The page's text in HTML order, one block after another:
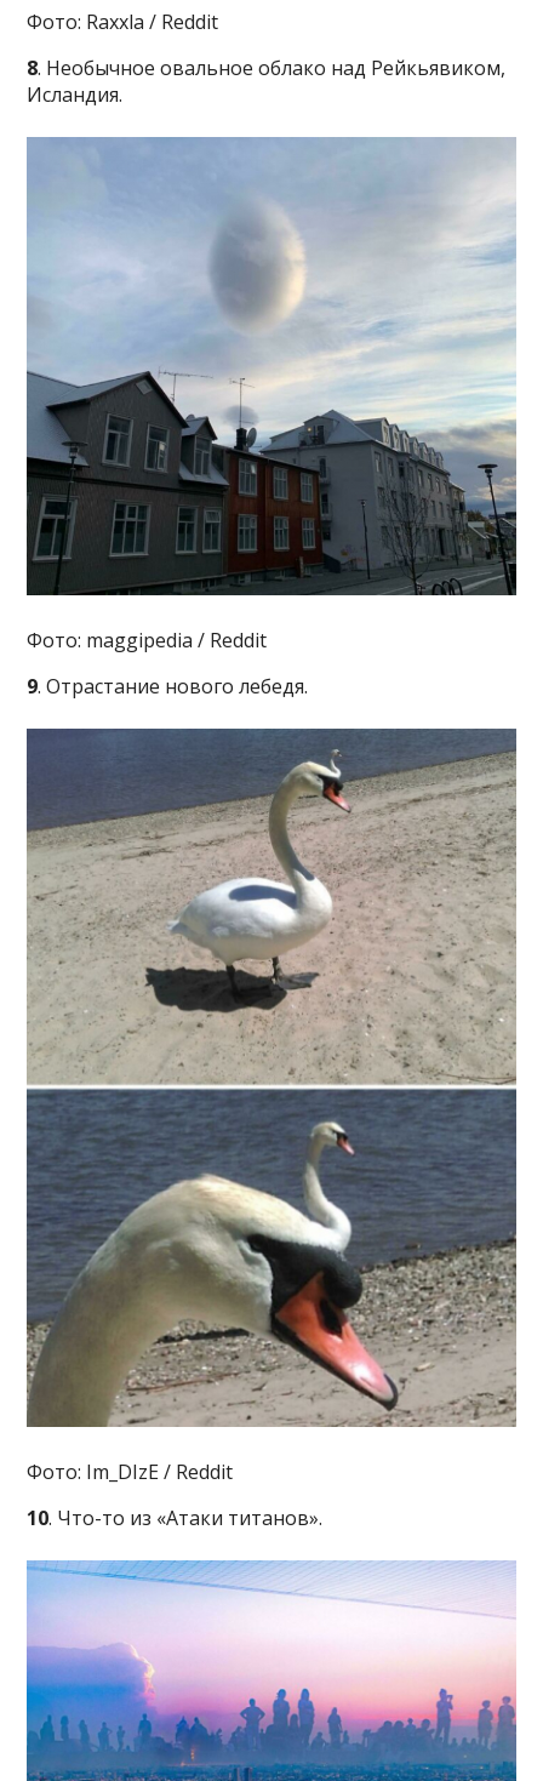
Фото: Raxxla / Reddit
8. Необычное овальное облако над Рейкьявиком,
Исландия.
Фото: maggipedia / Reddit
9. Отрастание нового лебедя.
Фото: Im_DIzE / Reddit
10. Что-то из «Атаки титанов».